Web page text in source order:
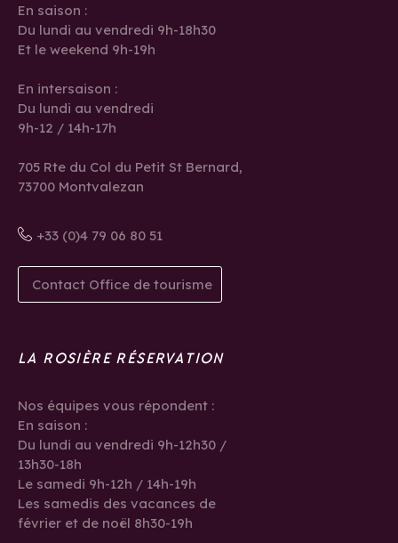
En saison :
Du lundi au vendredi 9h-18h30
Et le weekend 9h-19h
En intersaison :
Du lundi au vendredi
9h-12 / 14h-17h
705 Rte du Col du Petit St Bernard,
73700 Montvalezan
+33 (0)4 79 06 80 51
Contact Office de tourisme
LA ROSIÈRE RÉSERVATION
Nos équipes vous répondent :
En saison :
Du lundi au vendredi 9h-12h30 /
13h30-18h
Le samedi 9h-12h / 14h-19h
Les samedis des vacances de
février et de noël 8h30-19h